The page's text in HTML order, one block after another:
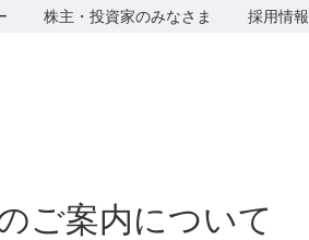
株主・投資家のみなさま 採用情報
ご案内について